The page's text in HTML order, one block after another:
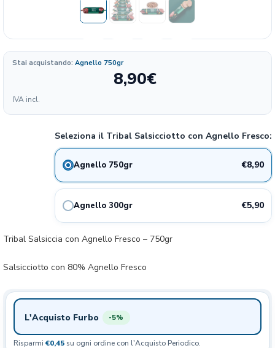
Stai acquistando: Agnello 750gr
8,90€
IVA incl.
Seleziona il Tribal Salsicciotto con Agnello Fresco:
Agnello 750gr €8,90
Agnello 300gr €5,90
750 GR 18% 8.9€
300 GR
19.67
€/KG
Tribal Salsiccia con Agnello Fresco – 750gr
Salsicciotto con 80% Agnello Fresco
L'Acquisto Furbo -5%
Risparmi €0,45 su ogni ordine con l'Acquisto Periodico.